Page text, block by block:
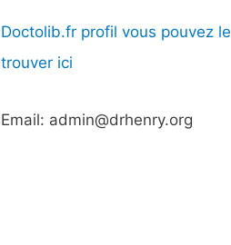
Doctolib.fr profil vous pouvez le
trouver ici
Email: admin@drhenry.org